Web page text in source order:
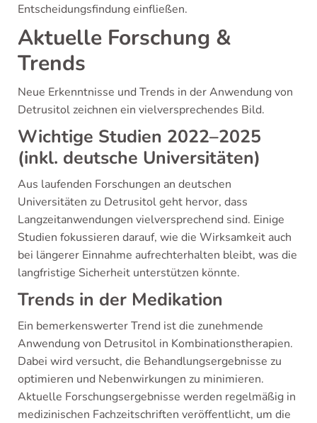
Entscheidungsfindung einfließen.
Aktuelle Forschung &
Trends
Neue Erkenntnisse und Trends in der Anwendung von
Detrusitol zeichnen ein vielversprechendes Bild.
Wichtige Studien 2022–2025
(inkl. deutsche Universitäten)
Aus laufenden Forschungen an deutschen
Universitäten zu Detrusitol geht hervor, dass
Langzeitanwendungen vielversprechend sind. Einige
Studien fokussieren darauf, wie die Wirksamkeit auch
bei längerer Einnahme aufrechterhalten bleibt, was die
langfristige Sicherheit unterstützen könnte.
Trends in der Medikation
Ein bemerkenswerter Trend ist die zunehmende
Anwendung von Detrusitol in Kombinationstherapien.
Dabei wird versucht, die Behandlungsergebnisse zu
optimieren und Nebenwirkungen zu minimieren.
Aktuelle Forschungsergebnisse werden regelmäßig in
medizinischen Fachzeitschriften veröffentlicht, um die